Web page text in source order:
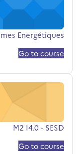
اسم المقرر
Energétiques
Go to course
M2 I4.0 - SESD
اسم المقرر
M2 I4.0 - SESD
Go to course